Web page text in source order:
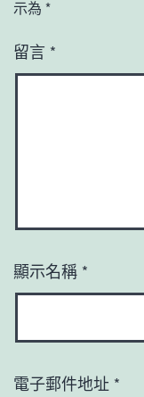
示為 *
留言 *
顯示名稱 *
電子郵件地址 *